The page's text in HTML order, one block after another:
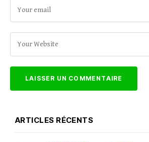
ARTICLES RÉCENTS